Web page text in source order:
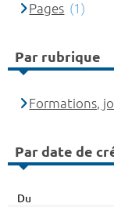
Pages (1)
Par rubrique
Formations,
Par date de
Du